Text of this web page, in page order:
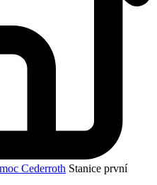
Cederroth Stanice první